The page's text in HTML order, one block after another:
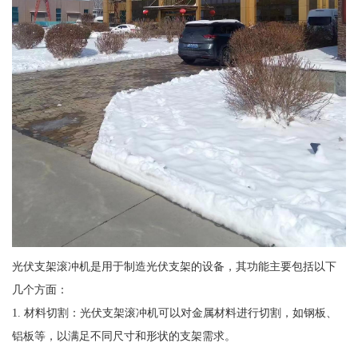
光伏支架滚冲机是用于制造光伏支架的设备，其功能主要包括以下
几个方面：
1. 材料切割：光伏支架滚冲机可以对金属材料进行切割，如钢板、
铝板等，以满足不同尺寸和形状的支架需求。